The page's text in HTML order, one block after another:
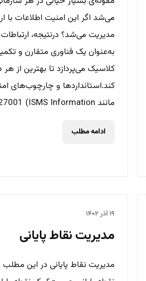
می‌شد اگر این امنیت اطلاعات با
مدیریت می‌شد؟ درنتیجه،
به‌عنوان یک فناوری متقارن و
کلاسیک می‌پردازد تا بهترین از
کند.استانداردها و چارچوب‌های
مانند ISO 27001 (ISMS Information...
ادامه مطلب
۱۹ آذر ۱۴۰۲
مدیریت نقاط پایانی
مدیریت نقاط پایانی در این